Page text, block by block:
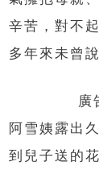
辛苦，對不
多年來未曾
廣
阿雪姨露出
到兒子送的